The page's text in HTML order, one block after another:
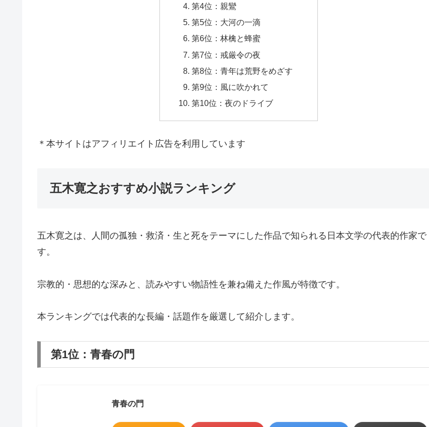
第4位：親鸞
第5位：大河の一滴
第6位：林檎と蜂蜜
第7位：戒厳令の夜
第8位：青年は荒野をめざす
第9位：風に吹かれて
第10位：夜のドライブ
＊本サイトはアフィリエイト広告を利用しています
五木寛之おすすめ小説ランキング
五木寛之は、人間の孤独・救済・生と死をテーマにした作品で知られる日本文学の代表的作家で
す。
宗教的・思想的な深みと、読みやすい物語性を兼ね備えた作風が特徴です。
本ランキングでは代表的な長編・話題作を厳選して紹介します。
第1位：青春の門
青春の門